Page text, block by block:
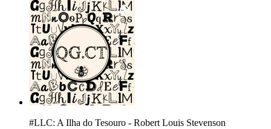
#LLC: A Ilha do Tesouro - Robert Louis Stevenson